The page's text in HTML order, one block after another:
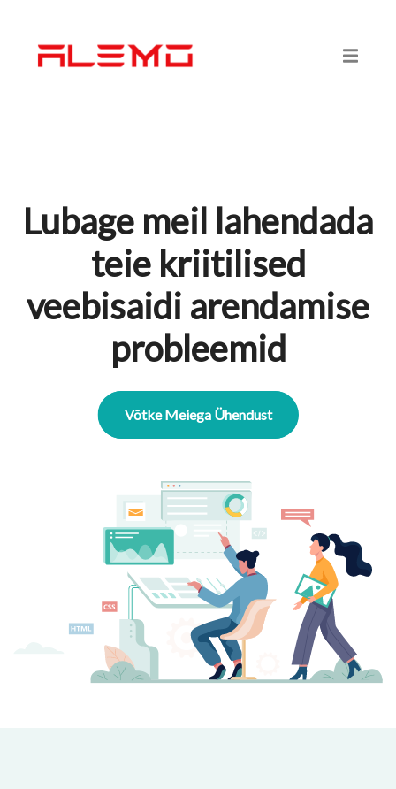
Lubage meil lahendada
teie kriitilised
veebisaidi arendamise
probleemid
Võtke Meiega Ühendust